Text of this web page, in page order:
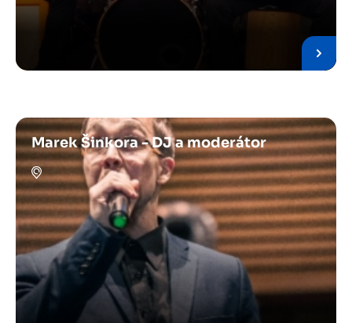
Marek Šinkora - DJ a moderátor